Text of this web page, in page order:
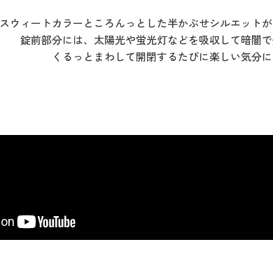
スウィートカラーところんっとした半かぶせシルエット
錠前部分には、太陽光や蛍光灯などを吸収して暗闇
くるっとまわして開閉するたびに楽しい気分